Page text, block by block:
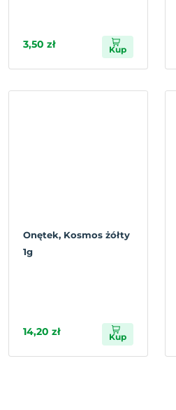
3,50 zł Kup
Onętek, Kosmos żółty
1g
14,20 zł Kup